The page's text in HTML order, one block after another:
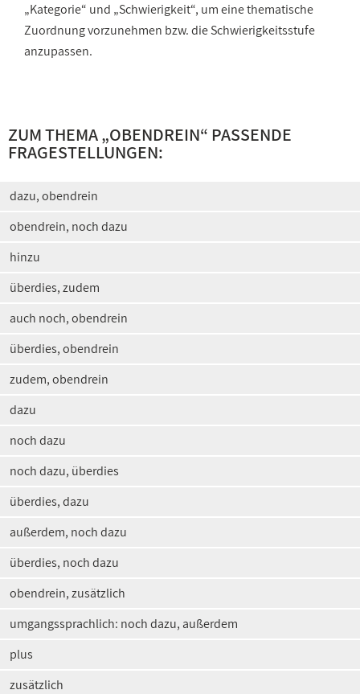
„Kategorie“ und „Schwierigkeit“, um eine thematische
Zuordnung vorzunehmen bzw. die Schwierigkeitsstufe
anzupassen.
ZUM THEMA „OBENDREIN“ PASSENDE
FRAGESTELLUNGEN:
dazu, obendrein
obendrein, noch dazu
hinzu
überdies, zudem
auch noch, obendrein
überdies, obendrein
zudem, obendrein
dazu
noch dazu
noch dazu, überdies
überdies, dazu
außerdem, noch dazu
überdies, noch dazu
obendrein, zusätzlich
umgangssprachlich: noch dazu, außerdem
plus
zusätzlich